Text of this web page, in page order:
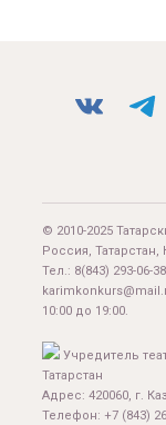
© 2010-2025
Россия, Татарстан,
Тел.: 8(843) 293-06-38
10:00 до 19:00.
Учредитель
Татарстан
Адрес: 420060, г.
Телефон: +7 (843)